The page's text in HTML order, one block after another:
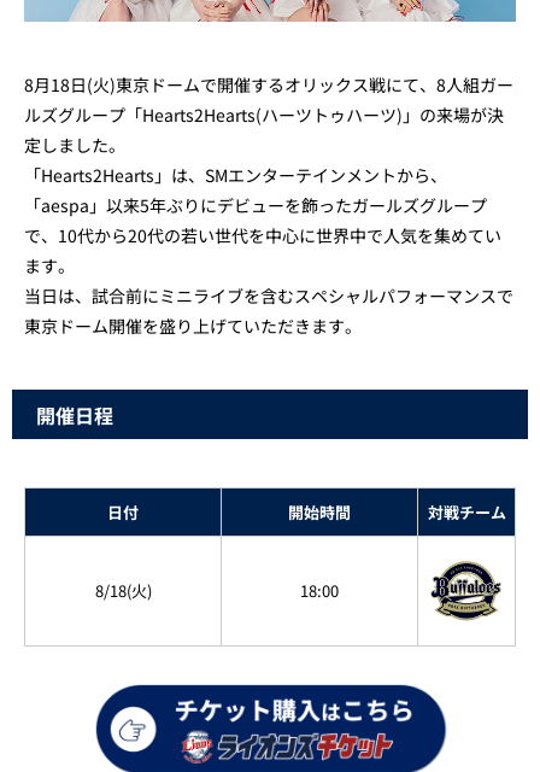
8月18日(火)東京ドームで開催するオリックス戦にて、8人組ガー
ルズグループ「Hearts2Hearts(ハーツトゥハーツ)」の来場が決
定しました。
「Hearts2Hearts」は、SMエンターテインメントから、
「aespa」以来5年ぶりにデビューを飾ったガールズグループ
で、10代から20代の若い世代を中心に世界中で人気を集めてい
ます。
当日は、試合前にミニライブを含むスペシャルパフォーマンスで
東京ドーム開催を盛り上げていただきます。
開催日程
日付 開始時間 対戦チーム
8/18(火) 18:00